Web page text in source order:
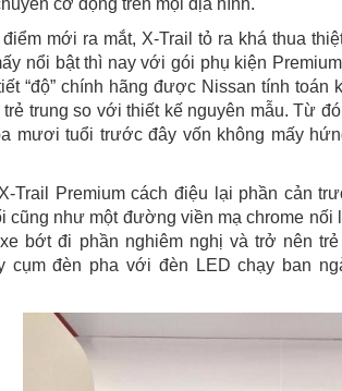
cơ động trên mọi địa hình.
mới ra mắt, X-Trail tỏ ra khá thua
nổi bật thì nay với gói phụ kiện
“độ” chính hãng được Nissan tính
trẻ trung so với thiết kế nguyên mẫu. Từ
mươi tuổi trước đây vốn không mấy
Trail Premium cách điệu lại phần cản
cũng như một đường viền mạ chrome
bớt đi phần nghiêm nghị và trở nên
cụm đèn pha với đèn LED chạy ban